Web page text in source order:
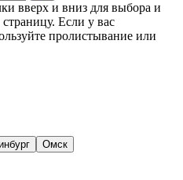
вверх и вниз для выбора и
Если у вас
пролистывание или
Омск